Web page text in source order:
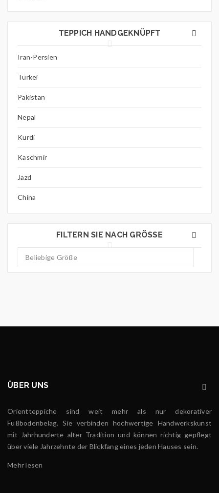
TEPPICH HANDGEKNÜPFT
Iran-Persien
Türkei
Pakistan
Nepal
Kurdi
Kaschmir
Jazd
China
FILTERN SIE NACH GRÖSSE
ÜBER UNS
Orientteppiche sind weit mehr als nur dekorativer
Fußbodenbelag. Sie verbinden hochwertige Handwerkskunst
mit Jahrhunderte alter Tradition und können richtig gepflegt
über viele Jahrzehnte der Blickfang eines jeden Hauses sein.
Mehr lesen